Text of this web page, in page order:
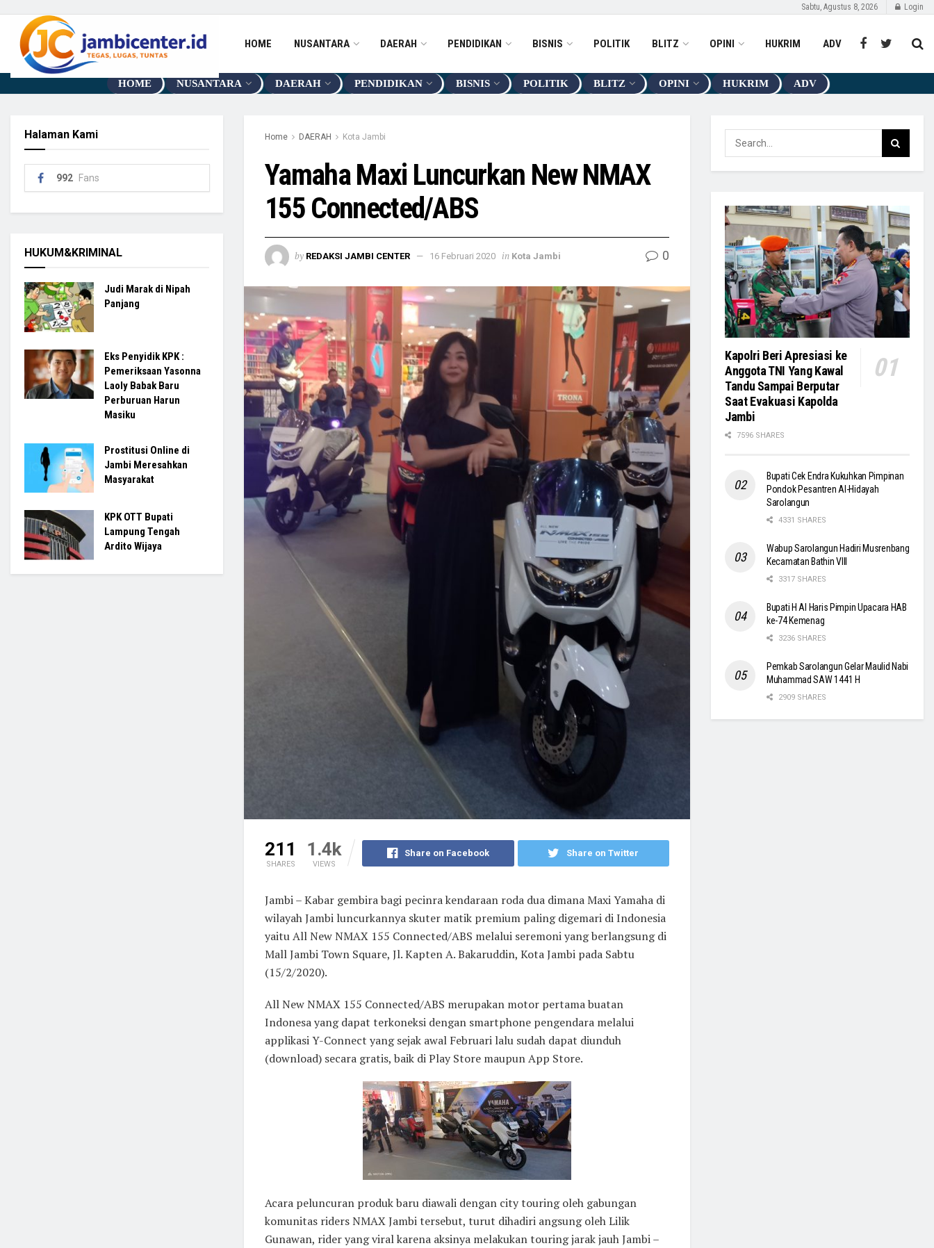
Sabtu, Agustus 8, 2026 Login
HOME NUSANTARA DAERAH PENDIDIKAN BISNIS POLITIK BLITZ OPINI HUKRIM ADV
HOME NUSANTARA DAERAH PENDIDIKAN BISNIS POLITIK BLITZ OPINI HUKRIM ADV
Home DAERAH Kota Jambi
Yamaha Maxi Luncurkan New NMAX
155 Connected/ABS
by REDAKSI JAMBI CENTER 16 Februari 2020 in Kota Jambi 0
211
SHARES
1.4k
VIEWS
Share on Facebook Share on Twitter
Jambi – Kabar gembira bagi pecinra kendaraan roda dua dimana Maxi Yamaha di
wilayah Jambi luncurkannya skuter matik premium paling digemari di Indonesia
yaitu All New NMAX 155 Connected/ABS melalui seremoni yang berlangsung di
Mall Jambi Town Square, Jl. Kapten A. Bakaruddin, Kota Jambi pada Sabtu
(15/2/2020).
All New NMAX 155 Connected/ABS merupakan motor pertama buatan
Indonesa yang dapat terkoneksi dengan smartphone pengendara melalui
applikasi Y-Connect yang sejak awal Februari lalu sudah dapat diunduh
(download) secara gratis, baik di Play Store maupun App Store.
Acara peluncuran produk baru diawali dengan city touring oleh gabungan
komunitas riders NMAX Jambi tersebut, turut dihadiri angsung oleh Lilik
Gunawan, rider yang viral karena aksinya melakukan touring jarak jauh Jambi –
Halaman Kami
992 Fans
HUKUM&KRIMINAL
Judi Marak di Nipah
Panjang
Eks Penyidik KPK :
Pemeriksaan Yasonna
Laoly Babak Baru
Perburuan Harun
Masiku
Prostitusi Online di
Jambi Meresahkan
Masyarakat
KPK OTT Bupati
Lampung Tengah
Ardito Wijaya
Kapolri Beri Apresiasi ke
Anggota TNI Yang Kawal
Tandu Sampai Berputar
Saat Evakuasi Kapolda
Jambi
7596 SHARES
Bupati Cek Endra Kukuhkan Pimpinan
Pondok Pesantren Al-Hidayah
Sarolangun
4331 SHARES
Wabup Sarolangun Hadiri Musrenbang
Kecamatan Bathin VIII
3317 SHARES
Bupati H Al Haris Pimpin Upacara HAB
ke-74 Kemenag
3236 SHARES
Pemkab Sarolangun Gelar Maulid Nabi
Muhammad SAW 1441 H
2909 SHARES